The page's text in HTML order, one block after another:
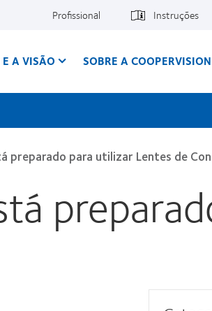
Profissional Instruções
A VISÃO SOBRE A COOPERVISION
preparado para utilizar Lentes de